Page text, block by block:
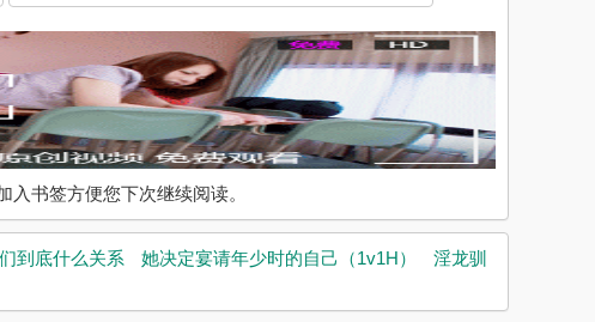
书签方便您下次继续阅读。
到底什么关系 她决定宴请年少时的自己（1v1H）
淫龙驯